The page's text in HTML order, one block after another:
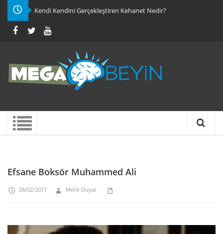
Kendi Kendini Gerçekleştiren Kehanet Nedir?
Efsane Boksör Muhammed Ali
26/02/2017 Melik Duyar